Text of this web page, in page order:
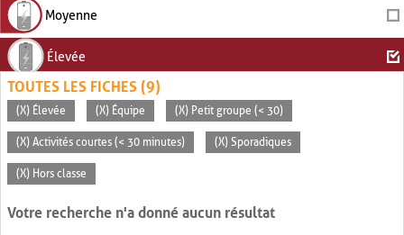
Moyenne
Élevée
TOUTES LES FICHES (9)
(X) Élevée (X) Équipe (X) Petit groupe (< 30)
(X) Activités courtes (< 30 minutes) (X) Sporadiques
(X) Hors classe
Votre recherche n'a donné aucun résultat